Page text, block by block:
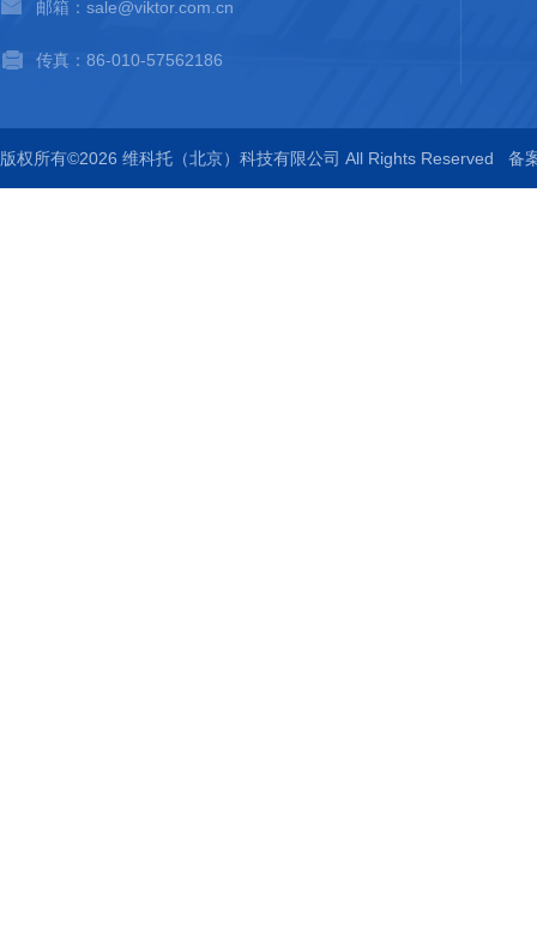
邮箱：sale@viktor.com.cn
传真：86-010-57562186
版权所有©2026 维科托（北京）科技有限公司 All Rights Reserved 备